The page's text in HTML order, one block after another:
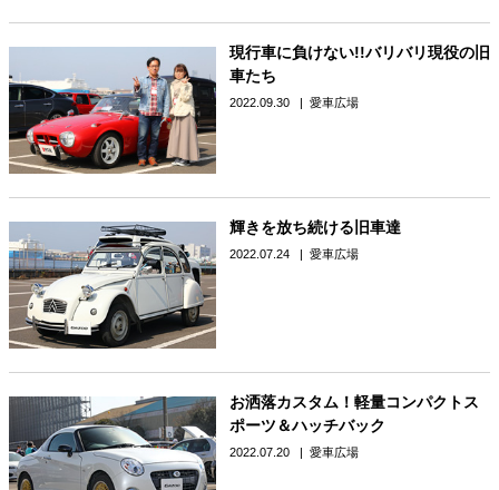
現行車に負けない!!バリバリ現役の旧
車たち
2022.09.30 愛車広場
輝きを放ち続ける旧車達
2022.07.24 愛車広場
お洒落カスタム！軽量コンパクトス
ポーツ＆ハッチバック
2022.07.20 愛車広場